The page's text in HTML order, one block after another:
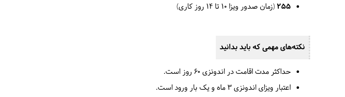
255(زمان صدور ویزا 10 تا 14 روز کاری)
نکته‌های مهمی که باید بدانید
حداکثر مدت اقامت در اندونزی 60 روز است.
اعتبار ویزای اندونزی 3 ماه و یک بار ورود است.